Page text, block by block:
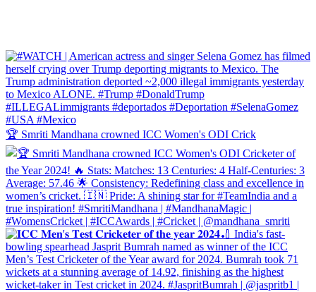
🏆 Smriti Mandhana crowned ICC Women's ODI Crick